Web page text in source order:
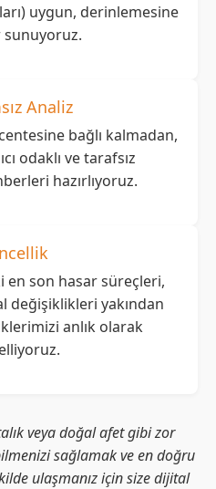
uygun, derinlemesine
sunuyoruz.
Analiz
bağlı kalmadan,
odaklı ve tarafsız
hazırlıyoruz.
en son hasar süreçleri,
değişiklikleri yakından
anlık olarak
veya doğal afet gibi zor
sağlamak ve en doğru
ulaşmanız için size dijital